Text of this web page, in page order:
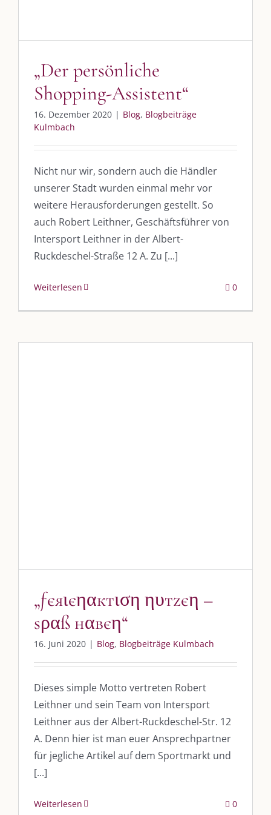
„Der persönliche
Shopping-Assistent“
16. Dezember 2020 | Blog, Blogbeiträge
Kulmbach
Nicht nur wir, sondern auch die Händler
unserer Stadt wurden einmal mehr vor
weitere Herausforderungen gestellt. So
auch Robert Leithner, Geschäftsführer von
Intersport Leithner in der Albert-
Ruckdeschel-Straße 12 A. Zu [...]
Weiterlesen 0
„ƒєяιєηαктιση ηυтzєη –
ѕραß нαвєη“
16. Juni 2020 | Blog, Blogbeiträge Kulmbach
Dieses simple Motto vertreten Robert
Leithner und sein Team von Intersport
Leithner aus der Albert-Ruckdeschel-Str. 12
A. Denn hier ist man euer Ansprechpartner
für jegliche Artikel auf dem Sportmarkt und
[...]
Weiterlesen 0
Podcast
Kooperationen
Leistungen – Buchungen
AKTUELLES
Immer die passende Geschenkidee – für jeden Anlass
AUS DEM BLOG